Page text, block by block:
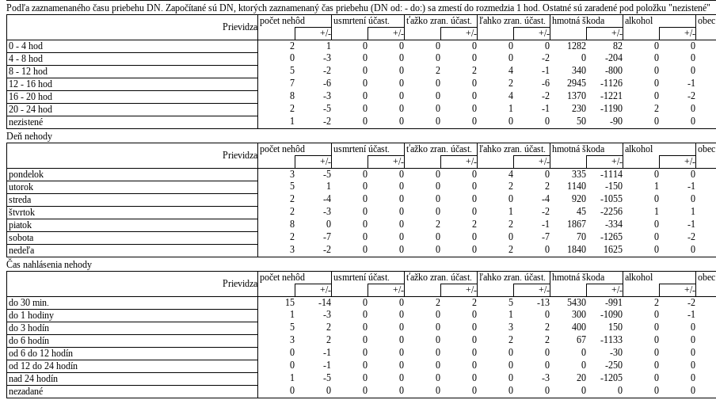
Podľa zaznamenaného času priebehu DN. Započítané sú DN, ktorých zaznamenaný čas priebehu (DN od: - do:) sa zmestí do rozmedzia 1 hod. Ostatné sú zaradené pod položku "nezistené"
Prievidza
počet nehôd usmrtení účast. ťažko zran. účast. ľahko zran. účast. hmotná škoda alkohol
obec
+/-
+/- +/- +/- +/- +/-
0 - 4 hod
2 1 0 0 0 0 0 0 1282 82 0 0
4 - 8 hod
0 -3 0 0 0 0 0 -2 0 -204 0 0
8 - 12 hod
5 -2 0 0 2 2 4 -1 340 -800 0 0
12 - 16 hod
7 -6 0 0 0 0 2 -6 2945 -1126 0 -1
16 - 20 hod
8 -3 0 0 0 0 4 -2 1370 -1221 0 -2
20 - 24 hod
2 -5 0 0 0 0 1 -1 230 -1190 2 0
nezistené
1 -2 0 0 0 0 0 0 50 -90 0 0
Deň nehody
Prievidza
počet nehôd usmrtení účast. ťažko zran. účast. ľahko zran. účast. hmotná škoda alkohol
obec
+/-
+/- +/- +/- +/- +/-
pondelok
3 -5 0 0 0 0 4 0 335 -1114 0 0
utorok
5 1 0 0 0 0 2 2 1140 -150 1 -1
streda
2 -4 0 0 0 0 0 -4 920 -1055 0 0
štvrtok
2 -3 0 0 0 0 1 -2 45 -2256 1 1
piatok
8 0 0 0 2 2 2 -1 1867 -334 0 -1
sobota
2 -7 0 0 0 0 0 -7 70 -1265 0 -2
nedeľa
3 -2 0 0 0 0 2 0 1840 1625 0 0
Čas nahlásenia nehody
Prievidza
počet nehôd usmrtení účast. ťažko zran. účast. ľahko zran. účast. hmotná škoda alkohol
obec
+/-
+/- +/- +/- +/- +/-
do 30 min.
15 -14 0 0 2 2 5 -13 5430 -991 2 -2
do 1 hodiny
1 -3 0 0 0 0 1 0 300 -1090 0 -1
do 3 hodín
5 2 0 0 0 0 3 2 400 150 0 0
do 6 hodín
3 2 0 0 0 0 2 2 67 -1133 0 0
od 6 do 12 hodín
0 -1 0 0 0 0 0 0 0 -30 0 0
od 12 do 24 hodín
0 -1 0 0 0 0 0 0 0 -250 0 0
nad 24 hodín
1 -5 0 0 0 0 0 -3 20 -1205 0 0
nezadané
0 0 0 0 0 0 0 0 0 0 0 0